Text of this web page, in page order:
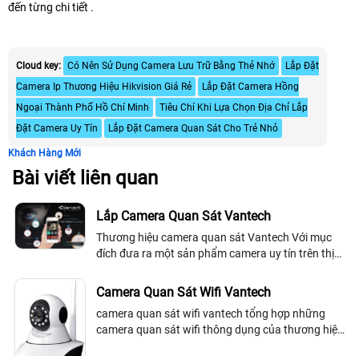
đến từng chi tiết .
Cloud key: Có Nên Sử Dụng Camera Lưu Trữ Bằng Thẻ Nhớ
Lắp Đặt
Camera Ip Thương Hiệu Hikvision Giá Rẻ
Lắp Đặt Camera Hồng
Ngoại Thành Phố Hồ Chí Minh
Tiêu Chí Khi Lựa Chọn Địa Chỉ Lắp
Đặt Camera Uy Tín
Lắp Đặt Camera Quan Sát Cho Trẻ Nhỏ
Khách Hàng Mới
Bài viết liên quan
Lắp Camera Quan Sát Vantech
Thương hiệu camera quan sát Vantech Với mục
đích đưa ra một sản phẩm camera uy tín trên thị
tranh được với sản phẩm ngoại nhập,...
Camera Quan Sát Wifi Vantech
camera quan sát wifi vantech tổng hợp những
camera quan sát wifi thông dụng của thương hiệu